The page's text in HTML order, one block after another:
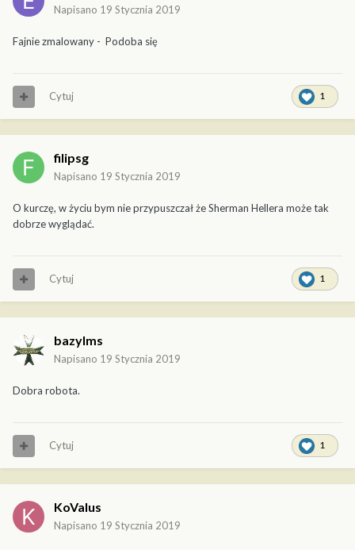
Napisano 19 Stycznia 2019
Fajnie zmalowany - Podoba się
1
Cytuj
filipsg
Napisano 19 Stycznia 2019
O kurczę, w życiu bym nie przypuszczał że Sherman Hellera może tak
dobrze wyglądać.
1
Cytuj
bazylms
Napisano 19 Stycznia 2019
Dobra robota.
1
Cytuj
KoValus
Napisano 19 Stycznia 2019